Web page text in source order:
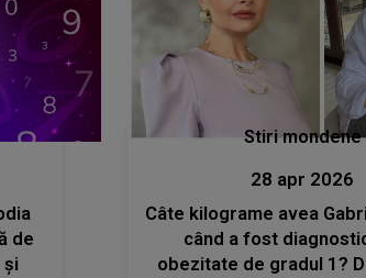
de
și
Stiri mondene
28 apr 2026
Câte kilograme avea
când a fost
obezitate de gradul 1?